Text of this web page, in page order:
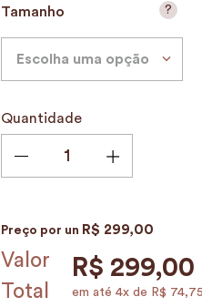
Tamanho
Escolha uma opção
?
Quantidade
Preço por un R$ 299,00
Valor
Total
R$ 299,00
em até 4x de R$ 74,75